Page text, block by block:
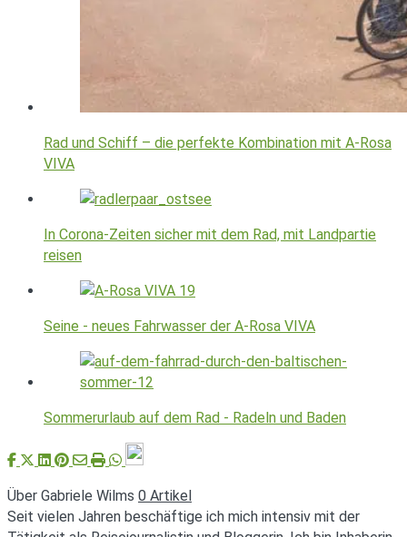
Rad und Schiff – die perfekte Kombination mit A-Rosa
VIVA
In Corona-Zeiten sicher mit dem Rad, mit Landpartie
reisen
Seine - neues Fahrwasser der A-Rosa VIVA
Sommerurlaub auf dem Rad - Radeln und Baden
Über Gabriele Wilms 0 Artikel
Seit vielen Jahren beschäftige ich mich intensiv mit der